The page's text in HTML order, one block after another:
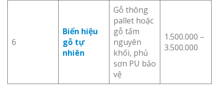
6
Biển hiệu
gỗ tự
nhiên
Gỗ thông
pallet hoặc
gỗ tấm
nguyên
khối, phủ
sơn PU bảo
vệ
1.500.000 –
3.500.000